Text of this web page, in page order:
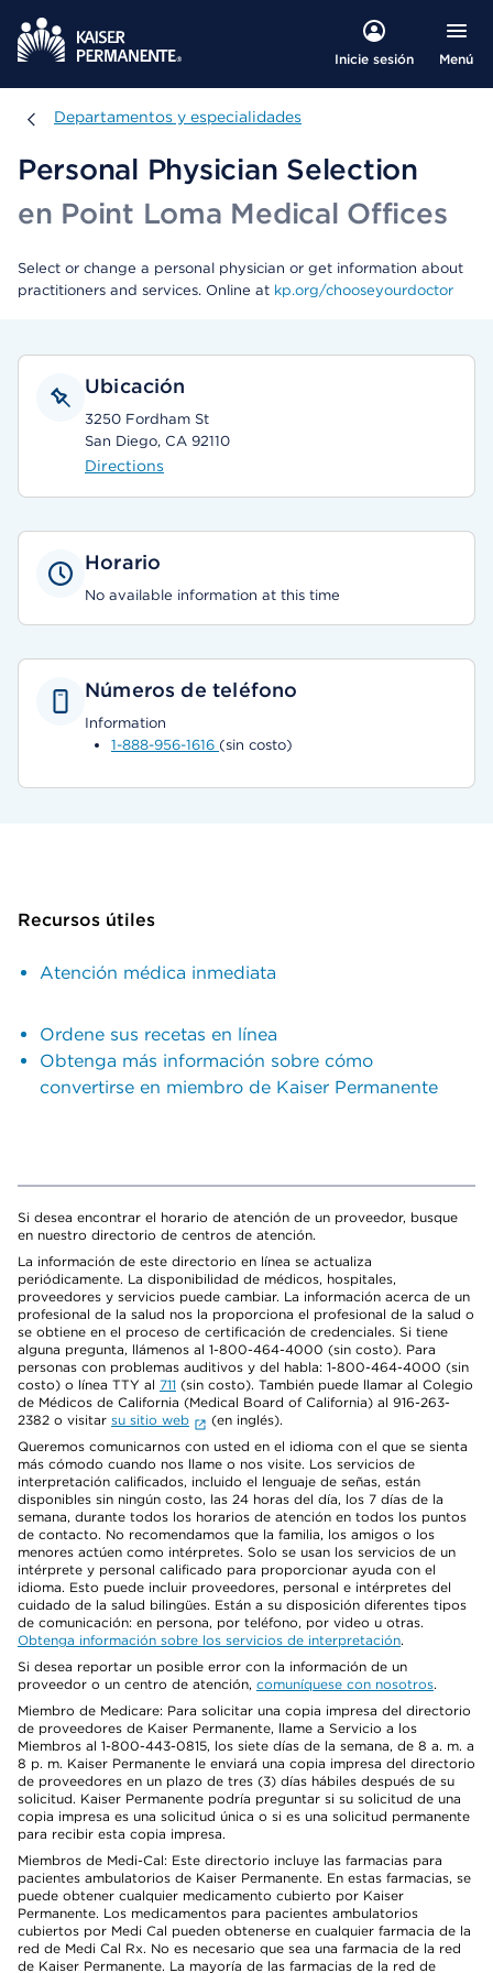
Inicie sesión Menú
Departamentos y especialidades
Departamentos y especialidades
Personal Physician Selection
en Point Loma Medical Offices
Select or change a personal physician or get information about
practitioners and services. Online at kp.org/chooseyourdoctor
Ubicación
3250 Fordham St
San Diego, CA 92110
Directions
Horario
No available information at this time
Números de teléfono
Information
1-888-956-1616 (sin costo)
Recursos útiles
Atención médica inmediata
Ordene sus recetas en línea
Obtenga más información sobre cómo
convertirse en miembro de Kaiser Permanente
Si desea encontrar el horario de atención de un proveedor, busque
en nuestro directorio de centros de atención.
La información de este directorio en línea se actualiza
periódicamente. La disponibilidad de médicos, hospitales,
proveedores y servicios puede cambiar. La información acerca de un
profesional de la salud nos la proporciona el profesional de la salud o
se obtiene en el proceso de certificación de credenciales. Si tiene
alguna pregunta, llámenos al 1-800-464-4000 (sin costo). Para
personas con problemas auditivos y del habla: 1-800-464-4000 (sin
costo) o línea TTY al 711 (sin costo). También puede llamar al Colegio
de Médicos de California (Medical Board of California) al 916-263-
2382 o visitar su sitio web
(en inglés).
Queremos comunicarnos con usted en el idioma con el que se sienta
más cómodo cuando nos llame o nos visite. Los servicios de
interpretación calificados, incluido el lenguaje de señas, están
disponibles sin ningún costo, las 24 horas del día, los 7 días de la
semana, durante todos los horarios de atención en todos los puntos
de contacto. No recomendamos que la familia, los amigos o los
menores actúen como intérpretes. Solo se usan los servicios de un
intérprete y personal calificado para proporcionar ayuda con el
idioma. Esto puede incluir proveedores, personal e intérpretes del
cuidado de la salud bilingües. Están a su disposición diferentes tipos
de comunicación: en persona, por teléfono, por video u otras.
Obtenga información sobre los servicios de interpretación.
Si desea reportar un posible error con la información de un
proveedor o un centro de atención, comuníquese con nosotros.
Miembro de Medicare: Para solicitar una copia impresa del directorio
de proveedores de Kaiser Permanente, llame a Servicio a los
Miembros al 1-800-443-0815, los siete días de la semana, de 8 a. m. a
8 p. m. Kaiser Permanente le enviará una copia impresa del directorio
de proveedores en un plazo de tres (3) días hábiles después de su
solicitud. Kaiser Permanente podría preguntar si su solicitud de una
copia impresa es una solicitud única o si es una solicitud permanente
para recibir esta copia impresa.
Miembros de Medi-Cal: Este directorio incluye las farmacias para
pacientes ambulatorios de Kaiser Permanente. En estas farmacias, se
puede obtener cualquier medicamento cubierto por Kaiser
Permanente. Los medicamentos para pacientes ambulatorios
cubiertos por Medi Cal pueden obtenerse en cualquier farmacia de la
red de Medi Cal Rx. No es necesario que sea una farmacia de la red
de Kaiser Permanente. La mayoría de las farmacias de la red de